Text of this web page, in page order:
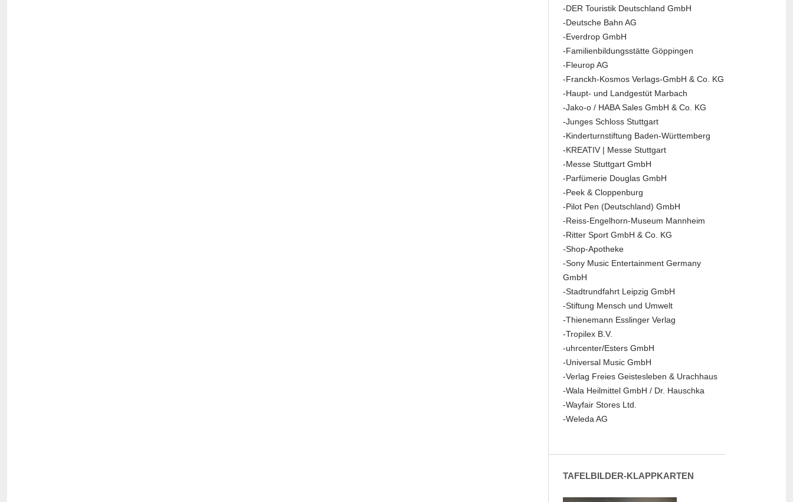
-DER Touristik Deutschland GmbH
-Deutsche Bahn AG
-Everdrop GmbH
-Familienbildungsstätte Göppingen
-Fleurop AG
-Franckh-Kosmos Verlags-GmbH & Co. KG
-Haupt- und Landgestüt Marbach
-Jako-o / HABA Sales GmbH & Co. KG
-Junges Schloss Stuttgart
-Kinderturnstiftung Baden-Württemberg
-KREATIV | Messe Stuttgart
-Messe Stuttgart GmbH
-Parfümerie Douglas GmbH
-Peek & Cloppenburg
-Pilot Pen (Deutschland) GmbH
-Reiss-Engelhorn-Museum Mannheim
-Ritter Sport GmbH & Co. KG
-Shop-Apotheke
-Sony Music Entertainment Germany
GmbH
-Stadtrundfahrt Leipzig GmbH
-Stiftung Mensch und Umwelt
-Thienemann Esslinger Verlag
-Tropilex B.V.
-uhrcenter/Esters GmbH
-Universal Music GmbH
-Verlag Freies Geistesleben & Urachhaus
-Wala Heilmittel GmbH / Dr. Hauschka
-Wayfair Stores Ltd.
-Weleda AG
TAFELBILDER-KLAPPKARTEN